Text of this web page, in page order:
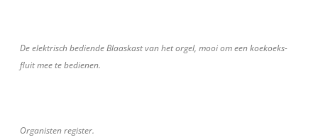
De elektrisch bediende Blaaskast van het orgel, mooi om een koekoeks-
fluit mee te bedienen.
Organisten register.